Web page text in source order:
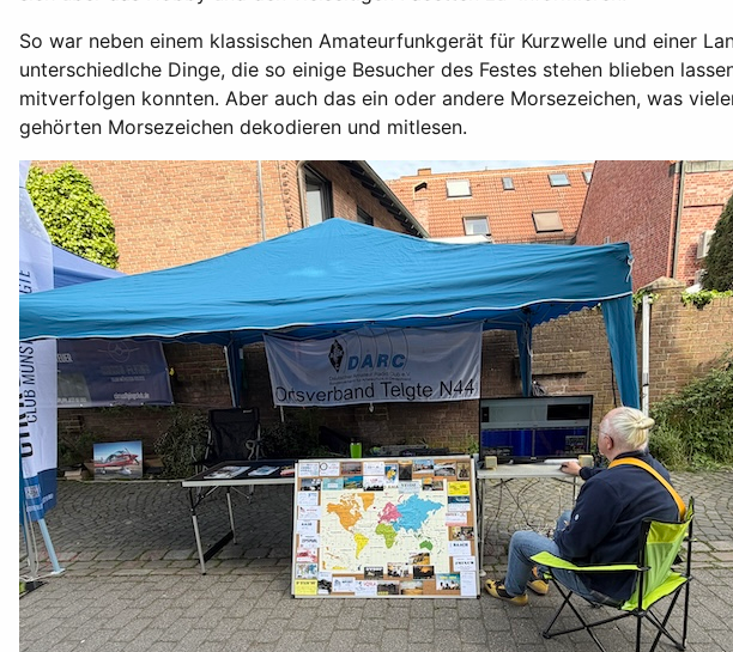
So war neben einem klassischen Amateurfunkgerät für Kurzwelle und einer
unterschiedlche Dinge, die so einige Besucher des Festes stehen blieben
mitverfolgen konnten. Aber auch das ein oder andere Morsezeichen, was
gehörten Morsezeichen dekodieren und mitlesen.